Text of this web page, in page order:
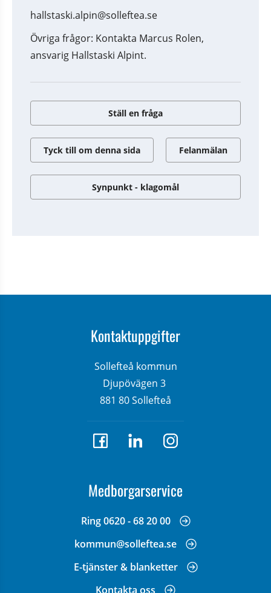
hallstaski.alpin@solleftea.se
Övriga frågor: Kontakta Marcus Rolen,
ansvarig Hallstaski Alpint.
Ställ en fråga
Tyck till om denna sida Felanmälan
Synpunkt - klagomål
Kontaktuppgifter
Sollefteå kommun
Djupövägen 3
881 80 Sollefteå
Medborgarservice
Ring 0620 - 68 20 00
kommun@solleftea.se
E-tjänster & blanketter
Kontakta oss